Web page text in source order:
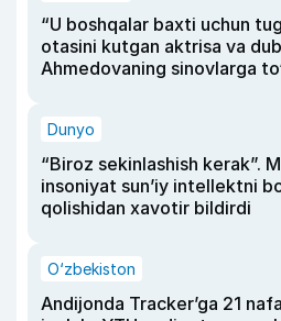
“U boshqalar baxti uchun
otasini kutgan aktrisa va
Ahmedovaning sinovlarga
Dunyo
“Biroz sekinlashish kerak”.
insoniyat sun’iy intellektni
qolishidan xavotir bildirdi
O‘zbekiston
Andijonda Tracker’ga 21